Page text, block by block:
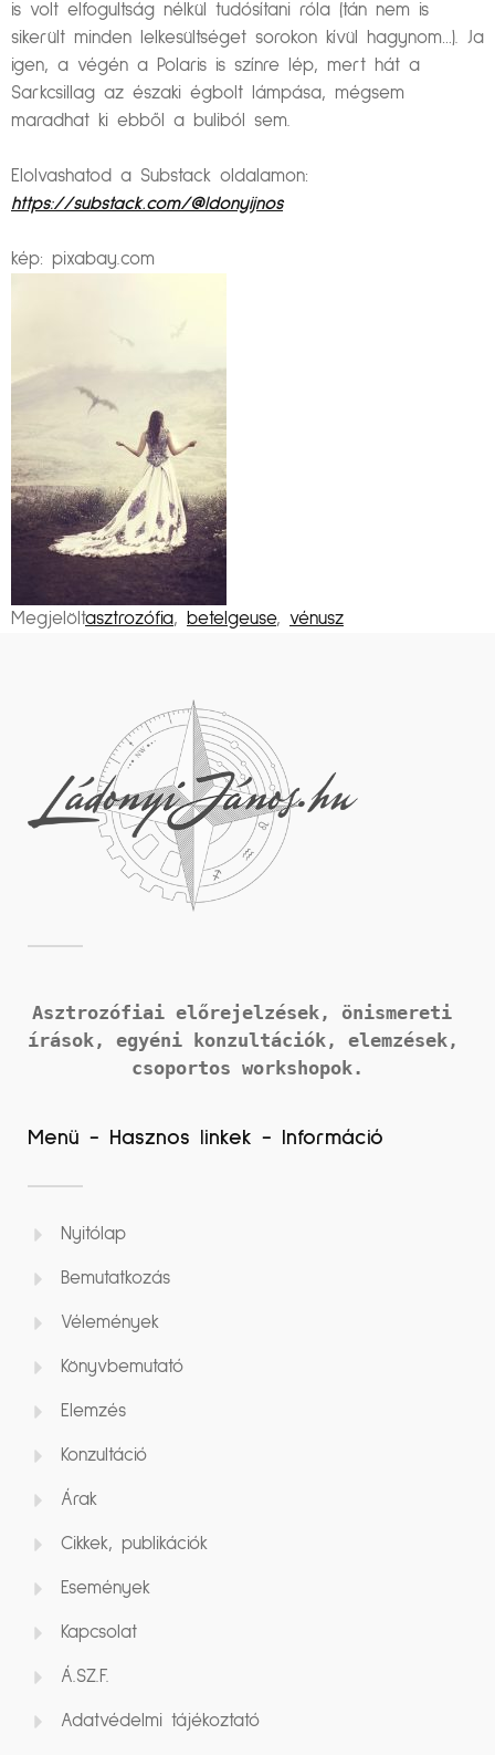
is volt elfogultság nélkül tudósítani róla (tán nem is
sikerült minden lelkesültséget sorokon kívül hagynom…). Ja
igen, a végén a Polaris is színre lép, mert hát a
Sarkcsillag az északi égbolt lámpása, mégsem
maradhat ki ebből a buliból sem.
Elolvashatod a Substack oldalamon:
https://substack.com/@ldonyijnos
kép: pixabay.com
Megjelöltasztrozófia, betelgeuse, vénusz
Asztrozófiai előrejelzések, önismereti
írások,
csoportos workshopok.
Menü - Hasznos linkek - Információ
Nyitólap
Bemutatkozás
Vélemények
Könyvbemutató
Elemzés
Konzultáció
Árak
Cikkek, publikációk
Események
Kapcsolat
Á.SZ.F.
Adatvédelmi tájékoztató